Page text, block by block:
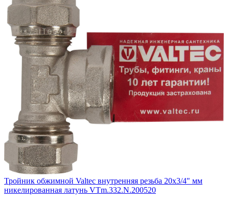
Тройник обжимной Valtec внутренняя резьба 20х3/4" мм
никелированная латунь VTm.332.N.200520